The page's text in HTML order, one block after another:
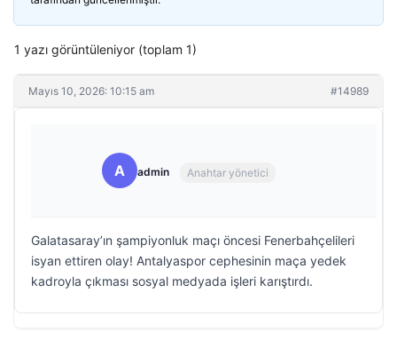
1 yazı görüntüleniyor (toplam 1)
Mayıs 10, 2026: 10:15 am #14989
A admin Anahtar yönetici
Galatasaray’ın şampiyonluk maçı öncesi Fenerbahçelileri
isyan ettiren olay! Antalyaspor cephesinin maça yedek
kadroyla çıkması sosyal medyada işleri karıştırdı.